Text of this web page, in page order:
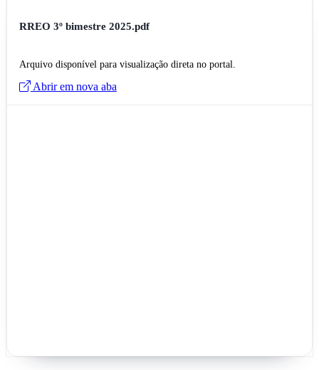
RREO 3º bimestre 2025.pdf
Arquivo disponível para visualização direta no portal.
Abrir em nova aba